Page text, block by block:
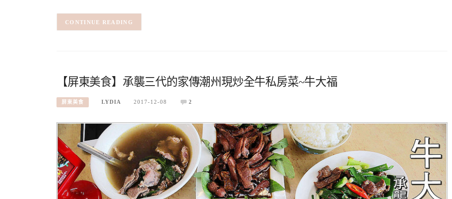
CONTINUE READING
【屏東美食】承襲三代的家傳潮州現炒全牛私房菜~牛大福
屏東美食 LYDIA 2017-12-08 2